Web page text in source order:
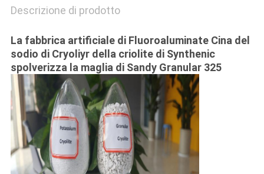
Descrizione di prodotto
La fabbrica artificiale di Fluoroaluminate Cina del
sodio di Cryoliyr della criolite di Synthenic
spolverizza la maglia di Sandy Granular 325